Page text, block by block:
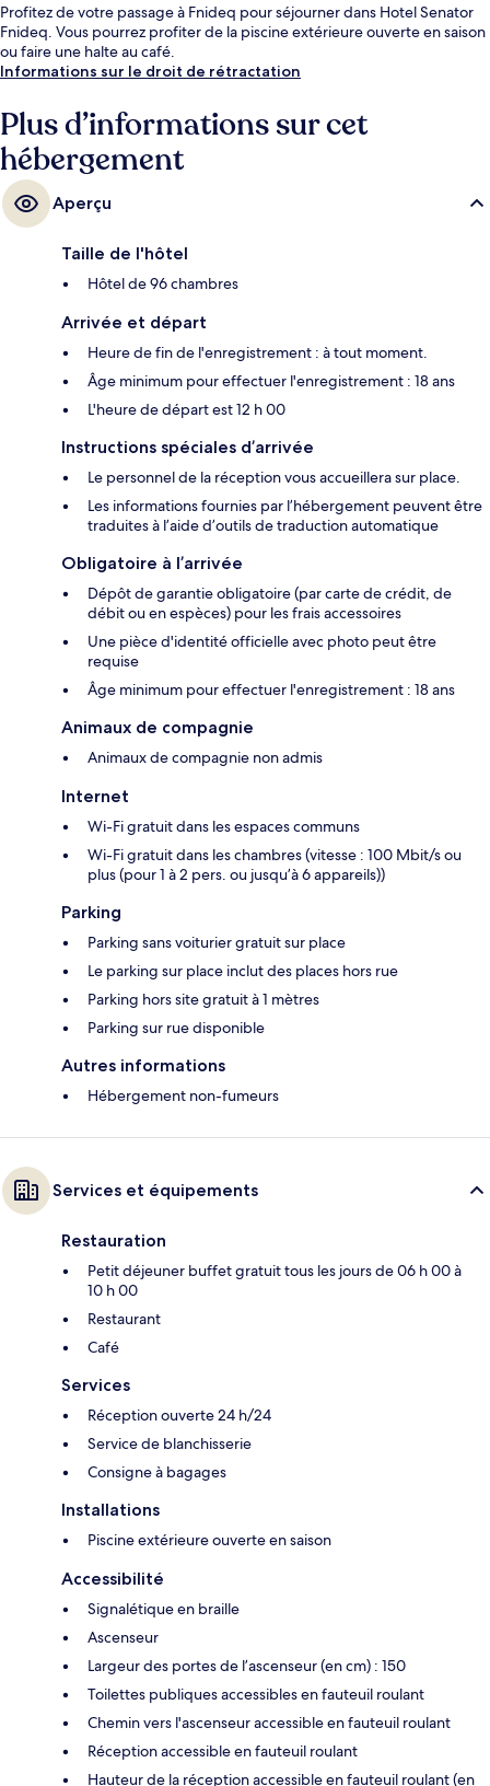
Profitez de votre passage à Fnideq pour séjourner dans Hotel Senator
Fnideq. Vous pourrez profiter de la piscine extérieure ouverte en saison
ou faire une halte au café.
Informations sur le droit de rétractation
Plus d’informations sur cet
hébergement
Aperçu
Taille de l'hôtel
Hôtel de 96 chambres
Arrivée et départ
Heure de fin de l'enregistrement : à tout moment.
Âge minimum pour effectuer l'enregistrement : 18 ans
L'heure de départ est 12 h 00
Instructions spéciales d’arrivée
Le personnel de la réception vous accueillera sur place.
Les informations fournies par l’hébergement peuvent être
traduites à l’aide d’outils de traduction automatique
Obligatoire à l’arrivée
Dépôt de garantie obligatoire (par carte de crédit, de
débit ou en espèces) pour les frais accessoires
Une pièce d'identité officielle avec photo peut être
requise
Âge minimum pour effectuer l'enregistrement : 18 ans
Animaux de compagnie
Animaux de compagnie non admis
Internet
Wi-Fi gratuit dans les espaces communs
Wi-Fi gratuit dans les chambres (vitesse : 100 Mbit/s ou
plus (pour 1 à 2 pers. ou jusqu’à 6 appareils))
Parking
Parking sans voiturier gratuit sur place
Le parking sur place inclut des places hors rue
Parking hors site gratuit à 1 mètres
Parking sur rue disponible
Autres informations
Hébergement non-fumeurs
Services et équipements
Restauration
Petit déjeuner buffet gratuit tous les jours de 06 h 00 à
10 h 00
Restaurant
Café
Services
Réception ouverte 24 h/24
Service de blanchisserie
Consigne à bagages
Installations
Piscine extérieure ouverte en saison
Accessibilité
Signalétique en braille
Ascenseur
Largeur des portes de l’ascenseur (en cm) : 150
Toilettes publiques accessibles en fauteuil roulant
Chemin vers l'ascenseur accessible en fauteuil roulant
Réception accessible en fauteuil roulant
Hauteur de la réception accessible en fauteuil roulant (en